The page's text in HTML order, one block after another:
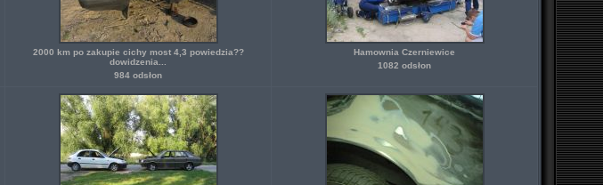
2000 km po zakupie cichy most 4,3 powiedzia??
dowidzenia...
984 odsłon
Hamownia Czerniewice
1082 odsłon